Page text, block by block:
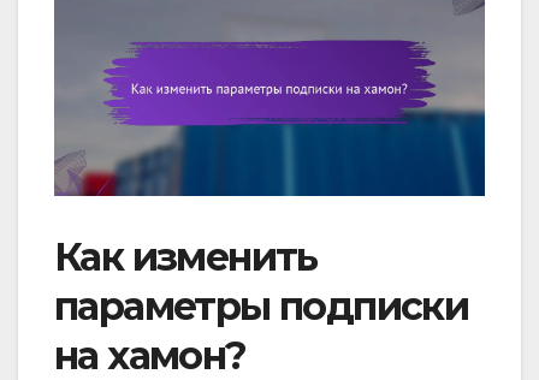
Как изменить
параметры подписки
на хамон?